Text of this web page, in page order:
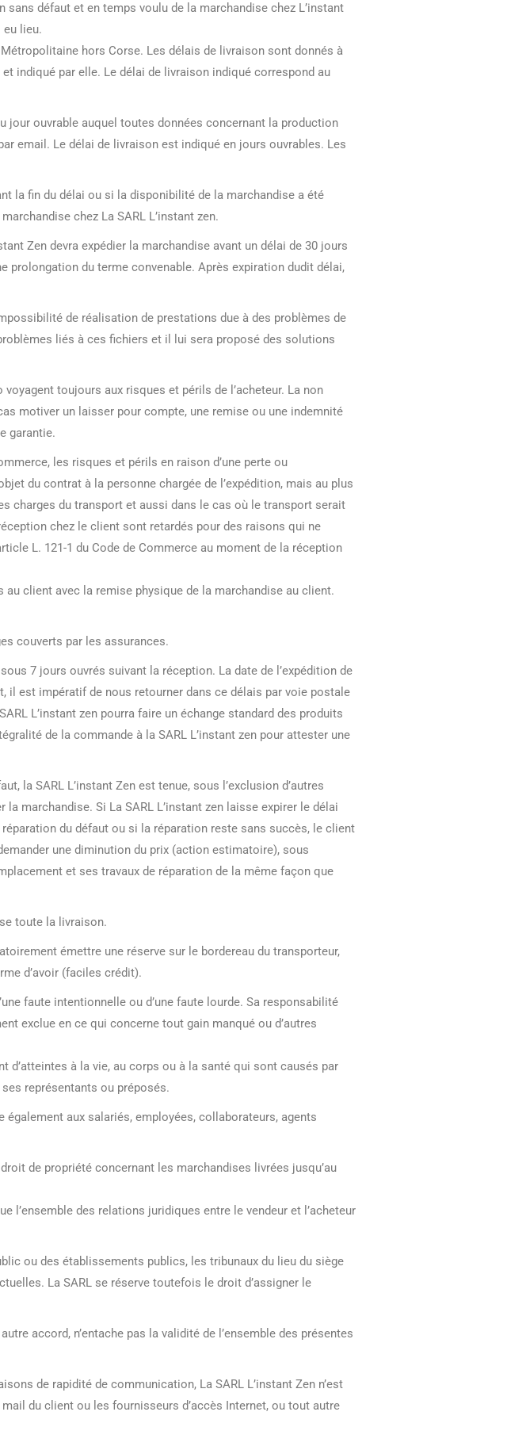
défaut et en temps voulu de la marchandise chez L’instant
eu lieu.
hors Corse. Les délais de livraison sont donnés à
indiqué par elle. Le délai de livraison indiqué correspond au
jour ouvrable auquel toutes données concernant la production
email. Le délai de livraison est indiqué en jours ouvrables. Les
la fin du délai ou si la disponibilité de la marchandise a été
chez La SARL L’instant zen.
Zen devra expédier la marchandise avant un délai de 30 jours
prolongation du terme convenable. Après expiration dudit délai,
de réalisation de prestations due à des problèmes de
liés à ces fichiers et il lui sera proposé des solutions
toujours aux risques et périls de l’acheteur. La non
motiver un laisser pour compte, une remise ou une indemnité
garantie.
les risques et périls en raison d’une perte ou
du contrat à la personne chargée de l’expédition, mais au plus
charges du transport et aussi dans le cas où le transport serait
chez le client sont retardés pour des raisons qui ne
L. 121-1 du Code de Commerce au moment de la réception
client avec la remise physique de la marchandise au client.
couverts par les assurances.
7 jours ouvrés suivant la réception. La date de l’expédition de
il est impératif de nous retourner dans ce délais par voie postale
L’instant zen pourra faire un échange standard des produits
de la commande à la SARL L’instant zen pour attester une
la SARL L’instant Zen est tenue, sous l’exclusion d’autres
marchandise. Si La SARL L’instant zen laisse expirer le délai
du défaut ou si la réparation reste sans succès, le client
une diminution du prix (action estimatoire), sous
et ses travaux de réparation de la même façon que
toute la livraison.
émettre une réserve sur le bordereau du transporteur,
d’avoir (faciles crédit).
faute intentionnelle ou d’une faute lourde. Sa responsabilité
exclue en ce qui concerne tout gain manqué ou d’autres
d’atteintes à la vie, au corps ou à la santé qui sont causés par
représentants ou préposés.
également aux salariés, employées, collaborateurs, agents
de propriété concernant les marchandises livrées jusqu’au
l’ensemble des relations juridiques entre le vendeur et l’acheteur
ou des établissements publics, les tribunaux du lieu du siège
La SARL se réserve toutefois le droit d’assigner le
accord, n’entache pas la validité de l’ensemble des présentes
de rapidité de communication, La SARL L’instant Zen n’est
du client ou les fournisseurs d’accès Internet, ou tout autre